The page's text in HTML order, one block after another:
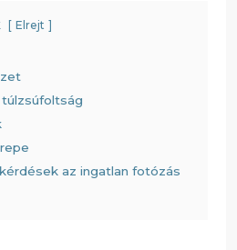
Elrejt
az ingatlan fotózás